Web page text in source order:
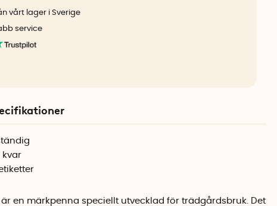
vårt lager i Sverige
service
kvar
en märkpenna speciellt utvecklad för trädgårdsbruk. Det